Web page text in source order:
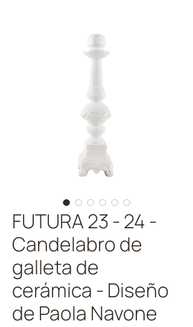
FUTURA 23 - 24 -
Candelabro de
galleta de
cerámica - Diseño
de Paola Navone